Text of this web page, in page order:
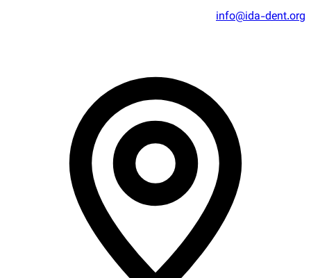
info@ida-dent.org